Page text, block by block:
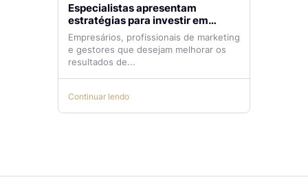
Especialistas apresentam
estratégias para investir em
tráfego pago com mais eficiência
Empresários, profissionais de marketing
e gestores que desejam melhorar os
resultados de...
Continuar lendo